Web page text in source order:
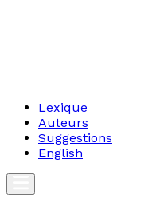
Lexique
Auteurs
Suggestions
English